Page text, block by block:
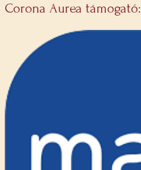
Corona Aurea támogató: